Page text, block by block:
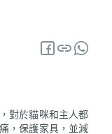
對於貓咪和主人都
，保護家具，並減